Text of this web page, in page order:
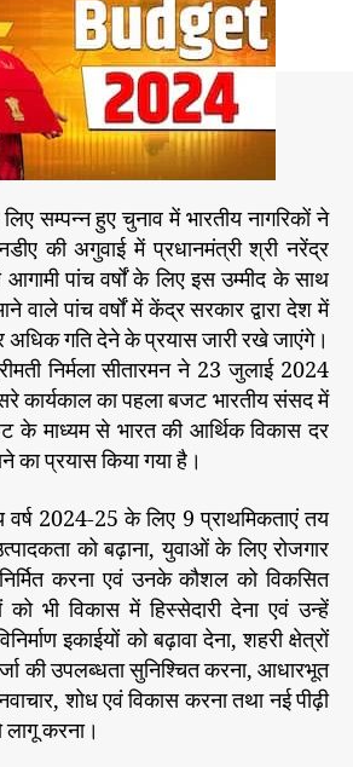
d
a
t
e
द्र
स
र
का
र
द्वा
रा
ज
ट
के
मा
ध्य
म
भा
र
त
रो
ज
गा
र
के
न
ए
अ
सम्पन्न हुए चुनाव में भारतीय नागरिकों ने
की अगुवाई में प्रधानमंत्री श्री नरेंद्र
आगामी पांच वर्षों के लिए इस उम्मीद के साथ
वाले पांच वर्षों में केंद्र सरकार द्वारा देश में
गति देने के प्रयास जारी रखे जाएंगे।
निर्मला सीतारमन ने 23 जुलाई 2024
कार्यकाल का पहला बजट भारतीय संसद में
के माध्यम से भारत की आर्थिक विकास दर
का प्रयास किया गया है।
वर्ष 2024-25 के लिए 9 प्राथमिकताएं तय
को बढ़ाना, युवाओं के लिए रोजगार
करना एवं उनके कौशल को विकसित
को भी विकास में हिस्सेदारी देना एवं उन्हें
इकाईयों को बढ़ावा देना, शहरी क्षेत्रों
की उपलब्धता सुनिश्चित करना, आधारभूत
शोध एवं विकास करना तथा नई पीढ़ी
लागू करना।